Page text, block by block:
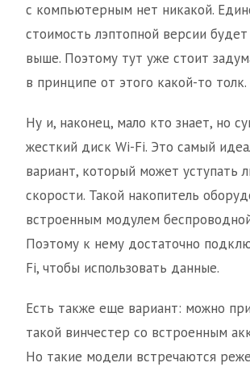
с компьютерным нет никакой.
стоимость лэптопной версии
выше. Поэтому тут уже стоит
в принципе от этого какой-то толк.
Ну и, наконец, мало кто знает, но
жесткий диск Wi-Fi. Это самый
вариант, который может уступать
скорости. Такой накопитель
встроенным модулем
Поэтому к нему достаточно
Fi, чтобы использовать данные.
Есть также еще вариант: можно
такой винчестер со встроенным
Но такие модели встречаются